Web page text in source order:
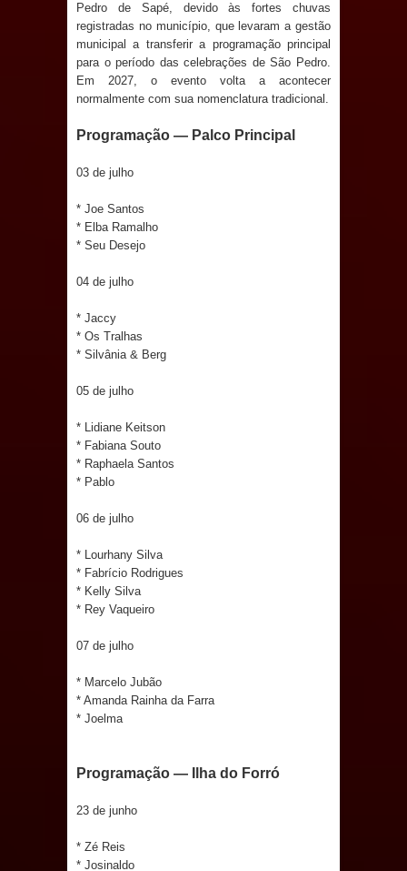
Neta do Sindicato
Prefeito Major Sidnei busca em
Brasília recursos para nova Casa de
Acolhida e CRAS de Sapé
Diretório Nacional do PDT durante
Convenção em Brasília
BREJO em Guarabira
de 200 lideranças em apoio à pré-
Mari marca presença no maior
evento de saúde pública do planeta
Pedro de Sapé, devido às fortes chuvas
registradas no município, que levaram a gestão
municipal a transferir a programação principal
para o período das celebrações de São Pedro.
Em 2027, o evento volta a acontecer
normalmente com sua nomenclatura tradicional.
Programação — Palco Principal
03 de julho
* Joe Santos
* Elba Ramalho
* Seu Desejo
04 de julho
* Jaccy
* Os Tralhas
* Silvânia & Berg
05 de julho
* Lidiane Keitson
* Fabiana Souto
* Raphaela Santos
* Pablo
06 de julho
* Lourhany Silva
* Fabrício Rodrigues
* Kelly Silva
* Rey Vaqueiro
07 de julho
* Marcelo Jubão
* Amanda Rainha da Farra
* Joelma
Programação — Ilha do Forró
23 de junho
* Zé Reis
* Josinaldo